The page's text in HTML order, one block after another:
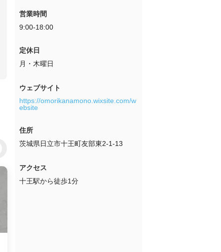
営業時間
9:00-18:00
定休日
月・木曜日
ウェブサイト
https://omorikanamono.wixsite.com/w
ebsite
住所
茨城県日立市十王町友部東2-1-13
アクセス
十王駅から徒歩1分